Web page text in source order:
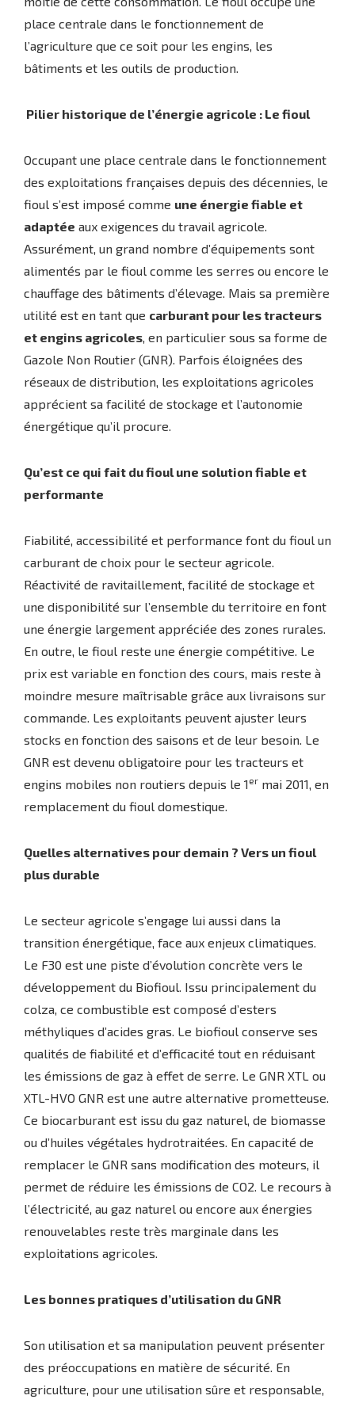
place centrale dans le fonctionnement de
l’agriculture que ce soit pour les engins, les
bâtiments et les outils de production.
Pilier historique de l’énergie agricole : Le fioul
Occupant une place centrale dans le fonctionnement
des exploitations françaises depuis des décennies, le
fioul s’est imposé comme une énergie fiable et
adaptée aux exigences du travail agricole.
Assurément, un grand nombre d’équipements sont
alimentés par le fioul comme les serres ou encore le
chauffage des bâtiments d’élevage. Mais sa première
utilité est en tant que carburant pour les tracteurs
et engins agricoles, en particulier sous sa forme de
Gazole Non Routier (GNR). Parfois éloignées des
réseaux de distribution, les exploitations agricoles
apprécient sa facilité de stockage et l’autonomie
énergétique qu’il procure.
Qu’est ce qui fait du fioul une solution fiable et
performante
Fiabilité, accessibilité et performance font du fioul un
carburant de choix pour le secteur agricole.
Réactivité de ravitaillement, facilité de stockage et
une disponibilité sur l’ensemble du territoire en font
une énergie largement appréciée des zones rurales.
En outre, le fioul reste une énergie compétitive. Le
prix est variable en fonction des cours, mais reste à
moindre mesure maîtrisable grâce aux livraisons sur
commande. Les exploitants peuvent ajuster leurs
stocks en fonction des saisons et de leur besoin. Le
GNR est devenu obligatoire pour les tracteurs et
engins mobiles non routiers depuis le 1 er mai 2011, en
remplacement du fioul domestique.
Quelles alternatives pour demain ? Vers un fioul
plus durable
Le secteur agricole s’engage lui aussi dans la
transition énergétique, face aux enjeux climatiques.
Le F30 est une piste d’évolution concrète vers le
développement du Biofioul. Issu principalement du
colza, ce combustible est composé d’esters
méthyliques d’acides gras. Le biofioul conserve ses
qualités de fiabilité et d’efficacité tout en réduisant
les émissions de gaz à effet de serre. Le GNR XTL ou
XTL-HVO GNR est une autre alternative prometteuse.
Ce biocarburant est issu du gaz naturel, de biomasse
ou d’huiles végétales hydrotraitées. En capacité de
remplacer le GNR sans modification des moteurs, il
permet de réduire les émissions de CO2. Le recours à
l’électricité, au gaz naturel ou encore aux énergies
renouvelables reste très marginale dans les
exploitations agricoles.
Les bonnes pratiques d’utilisation du GNR
Son utilisation et sa manipulation peuvent présenter
des préoccupations en matière de sécurité. En
agriculture, pour une utilisation sûre et responsable,